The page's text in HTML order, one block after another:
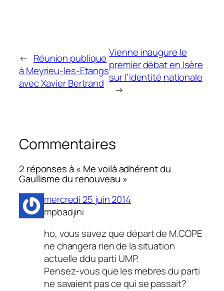
← Réunion publique
à Meyrieu-les-Etangs
avec Xavier Bertrand
Vienne inaugure le
premier débat en Isère
sur l’identité nationale
→
Commentaires
2 réponses à « Me voilà adhérent du
Gaullisme du renouveau »
mercredi 25 juin 2014
mpbadjini
ho, vous savez que départ de M.COPE
ne changera rien de la situation
actuelle ddu parti UMP.
Pensez-vous que les mebres du parti
ne savaient pas ce qui se passait?